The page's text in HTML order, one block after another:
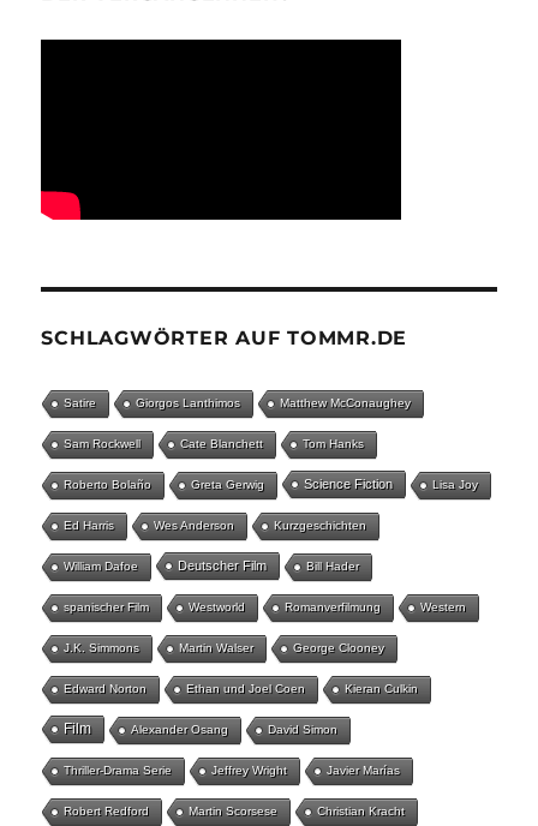
SCHLAGWÖRTER AUF TOMMR.DE
Satire Giorgos Lanthimos Matthew McConaughey
Sam Rockwell Cate Blanchett Tom Hanks
Roberto Bolaño Greta Gerwig Science Fiction Lisa Joy
Ed Harris Wes Anderson Kurzgeschichten
William Dafoe Deutscher Film Bill Hader
spanischer Film Westworld Romanverfilmung Western
J.K. Simmons Martin Walser George Clooney
Edward Norton Ethan und Joel Coen Kieran Culkin
Film Alexander Osang David Simon
Thriller-Drama Serie Jeffrey Wright Javier Marías
Robert Redford Martin Scorsese Christian Kracht